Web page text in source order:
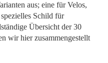
aus; eine für Velos,
Schild für
Übersicht der 30
wir hier zusammengestellt